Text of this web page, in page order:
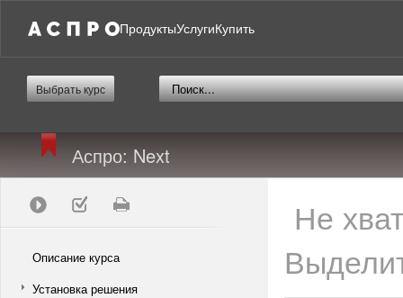
ПродуктыУслугиКупить
Выбрать курс
Аспро: Next
Описание курса
Установка решения
Не